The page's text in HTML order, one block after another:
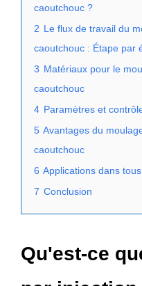
caoutchouc ?
2 Le flux de travail du
caoutchouc : Étape par
3 Matériaux pour le
caoutchouc
4 Paramètres et
5 Avantages du
caoutchouc
6 Applications dans
7 Conclusion
Qu'est-ce